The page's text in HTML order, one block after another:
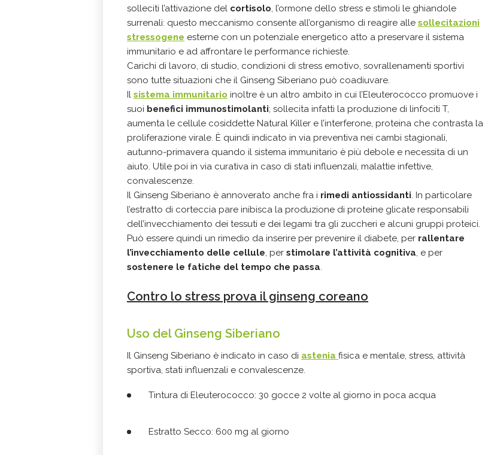
solleciti l’attivazione del cortisolo, l’ormone dello stress e stimoli le ghiandole
surrenali: questo meccanismo consente all’organismo di reagire alle sollecitazioni
stressogene esterne con un potenziale energetico atto a preservare il sistema
immunitario e ad affrontare le performance richieste.
Carichi di lavoro, di studio, condizioni di stress emotivo, sovrallenamenti sportivi
sono tutte situazioni che il Ginseng Siberiano può coadiuvare.
Il sistema immunitario inoltre è un altro ambito in cui l’Eleuterococco promuove i
suoi benefici immunostimolanti; sollecita infatti la produzione di linfociti T,
aumenta le cellule cosiddette Natural Killer e l’interferone, proteina che contrasta la
proliferazione virale. È quindi indicato in via preventiva nei cambi stagionali,
autunno-primavera quando il sistema immunitario è più debole e necessita di un
aiuto. Utile poi in via curativa in caso di stati influenzali, malattie infettive,
convalescenze.
Il Ginseng Siberiano è annoverato anche fra i rimedi antiossidanti. In particolare
l’estratto di corteccia pare inibisca la produzione di proteine glicate responsabili
dell’invecchiamento dei tessuti e dei legami tra gli zuccheri e alcuni gruppi proteici.
Può essere quindi un rimedio da inserire per prevenire il diabete, per rallentare
l’invecchiamento delle cellule, per stimolare l’attività cognitiva, e per
sostenere le fatiche del tempo che passa.
Contro lo stress prova il ginseng coreano
Uso del Ginseng Siberiano
Il Ginseng Siberiano è indicato in caso di astenia fisica e mentale, stress, attività
sportiva, stati influenzali e convalescenze.
Tintura di Eleuterococco: 30 gocce 2 volte al giorno in poca acqua
Estratto Secco: 600 mg al giorno